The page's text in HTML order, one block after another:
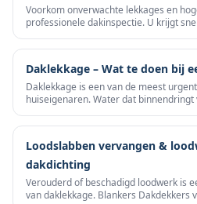
Voorkom onverwachte lekkages en
professionele dakinspectie. U krijgt
Daklekkage – Wat te doen bij
Daklekkage is een van de meest
huiseigenaren. Water dat
Loodslabben vervangen &
dakdichting
Verouderd of beschadigd loodwerk is
van daklekkage. Blankers Dakdekkers